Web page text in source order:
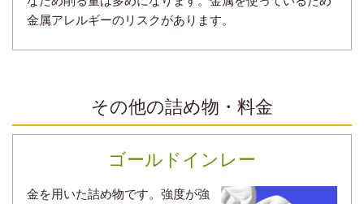
金属アレルギーのリスクがあります。
その他の詰め物・料金
ゴールドインレー
金を用いた詰め物です。強度が強